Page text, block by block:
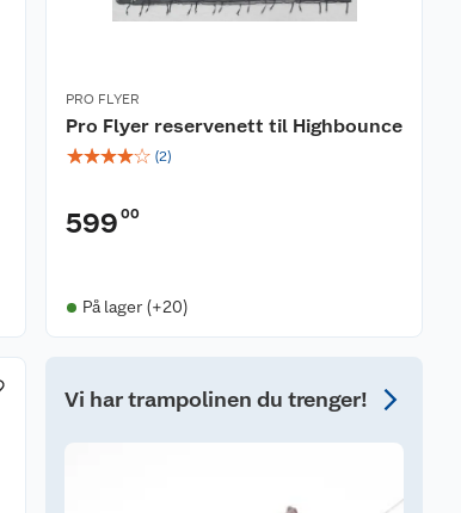
PRO FLYER
Pro Flyer reservenett til Highbounce
☆☆☆☆☆ (2)
599 00
På lager (+20)
Vi har trampolinen du trenger!